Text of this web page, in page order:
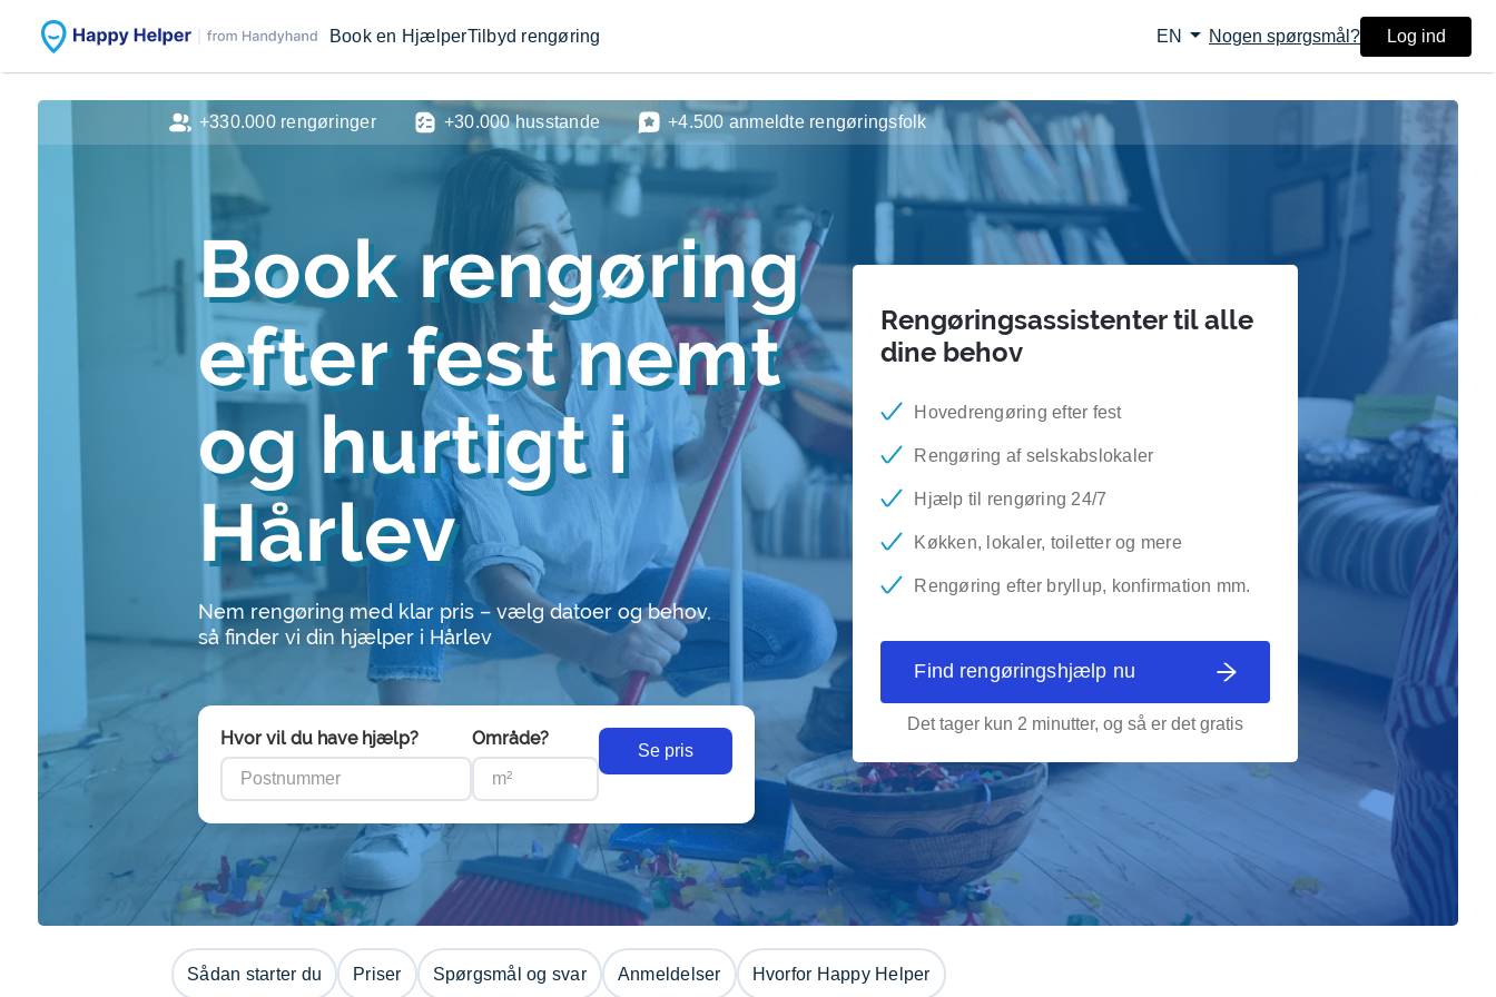
Book en HjælperTilbyd rengøring EN arrow_drop_down Nogen spørgsmål? Log ind
Book rengøring
efter fest nemt
og hurtigt i
Hårlev
Nem rengøring med klar pris – vælg datoer og behov,
så finder vi din hjælper i Hårlev
Hvor vil du have hjælp? Område?
Se pris
Rengøringsassistenter til alle
dine behov
Hovedrengøring efter fest
Rengøring af selskabslokaler
Hjælp til rengøring 24/7
Køkken, lokaler, toiletter og mere
Rengøring efter bryllup, konfirmation mm.
Find rengøringshjælp nu
Det tager kun 2 minutter, og så er det gratis
+330.000 rengøringer +30.000 husstande +4.500 anmeldte rengøringsfolk
Sådan starter du Priser Spørgsmål og svar Anmeldelser Hvorfor Happy Helper